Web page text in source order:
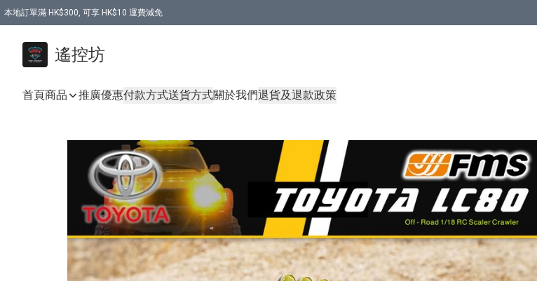
本地訂單滿 HK$300, 可享 HK$10 運費減免
遙控坊
首頁商品 推廣優惠付款方式送貨方式關於我們退貨及退款政策